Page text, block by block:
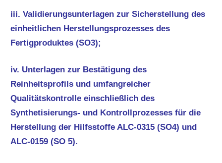
iii. Validierungsunterlagen zur Sicherstellung des
einheitlichen Herstellungsprozesses des
Fertigproduktes (SO3);
iv. Unterlagen zur Bestätigung des
Reinheitsprofils und umfangreicher
Qualitätskontrolle einschließlich des
Synthetisierungs- und Kontrollprozesses für die
Herstellung der Hilfsstoffe ALC-0315 (SO4) und
ALC-0159 (SO 5).